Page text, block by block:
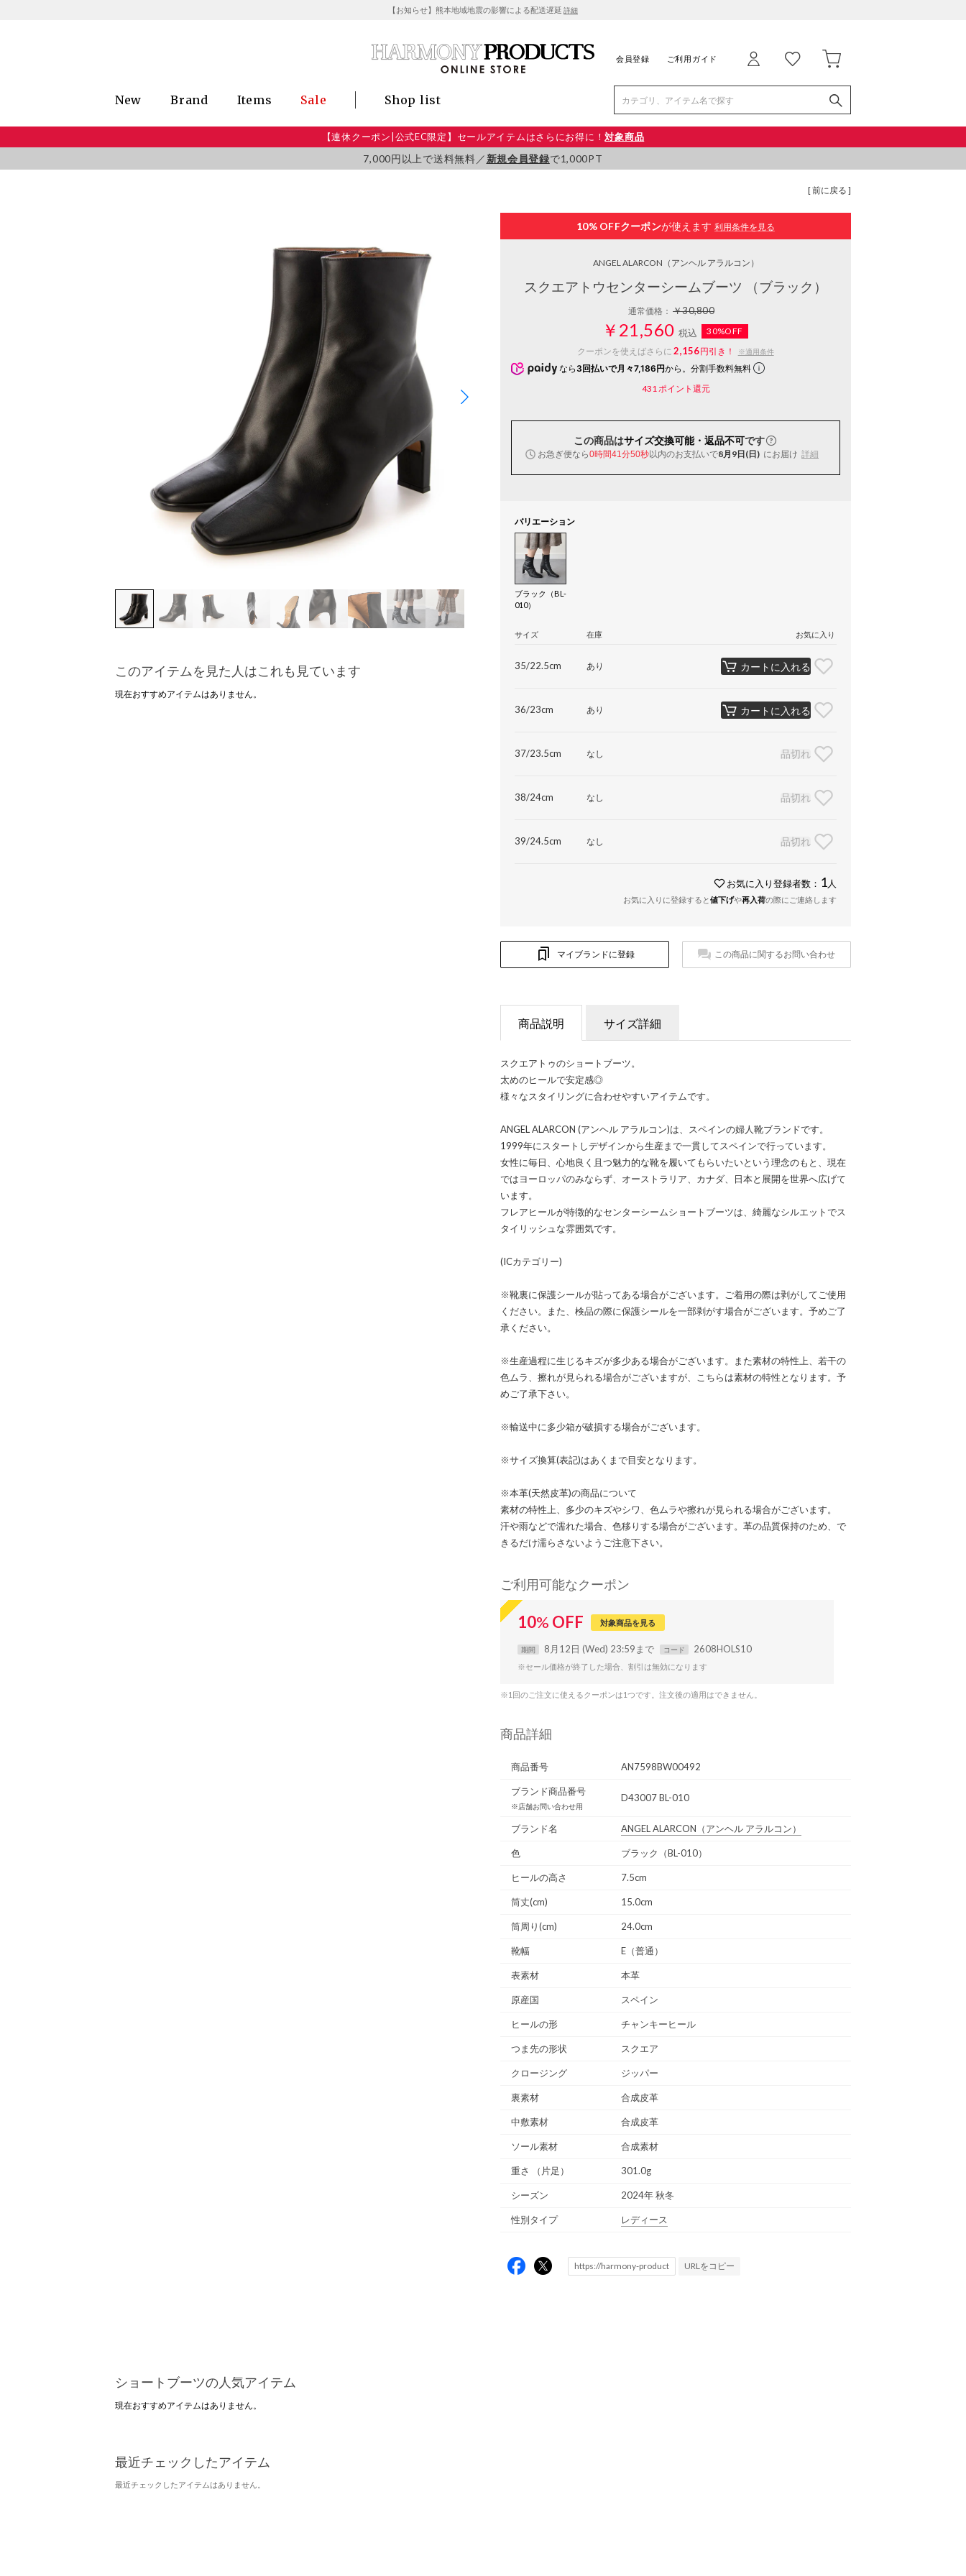
【お知らせ】熊本地域地震の影響による配送遅延 詳細
会員登録 ご利用ガイド
New Brand Items Sale Shop list
【連休クーポン|公式EC限定】セールアイテムはさらにお得に！対象商品
7,000円以上で送料無料／ 新規会員登録で1,000PT
[ 前に戻る ]
このアイテムを見た人はこれも見ています
現在おすすめアイテムはありません。
10% OFFクーポンが使えます 利用条件を見る
ANGEL ALARCON （アンヘル アラルコン）
スクエアトウセンターシームブーツ （ブラック）
通常価格：￥30,800
￥21,560 税込
30%OFF
クーポンを使えばさらに2,156円引き！ ※適用条件
なら 3回払いで月々7,186円から。分割手数料無料
431 ポイント還元
この商品はサイズ交換可能・返品不可です
お急ぎ便なら0時間41分49秒以内のお支払いで8月9日(日) にお届け 詳細
バリエーション
ブラック（BL-
010）
サイズ 在庫 お気に入り
35/22.5cm あり カートに入れる
36/23cm あり カートに入れる
37/23.5cm なし 品切れ
38/24cm なし 品切れ
39/24.5cm なし 品切れ
お気に入り登録者数： 1 人
お気に入りに登録すると値下げや再入荷の際にご連絡します
マイブランドに登録 この商品に関するお問い合わせ
商品説明 サイズ詳細
スクエアトゥのショートブーツ。
太めのヒールで安定感◎
様々なスタイリングに合わせやすいアイテムです。
ANGEL ALARCON (アンヘル アラルコン)は、スペインの婦人靴ブランドです。
1999年にスタートしデザインから生産まで一貫してスペインで行っています。
女性に毎日、心地良く且つ魅力的な靴を履いてもらいたいという理念のもと、現在
ではヨーロッパのみならず、オーストラリア、カナダ、日本と展開を世界へ広げて
います。
フレアヒールが特徴的なセンターシームショートブーツは、綺麗なシルエットでス
タイリッシュな雰囲気です。
(ICカテゴリー)
※靴裏に保護シールが貼ってある場合がございます。ご着用の際は剥がしてご使用
ください。また、検品の際に保護シールを一部剥がす場合がございます。予めご了
承ください。
※生産過程に生じるキズが多少ある場合がございます。また素材の特性上、若干の
色ムラ、擦れが見られる場合がございますが、こちらは素材の特性となります。予
めご了承下さい。
※輸送中に多少箱が破損する場合がございます。
※サイズ換算(表記)はあくまで目安となります。
※本革(天然皮革)の商品について
素材の特性上、多少のキズやシワ、色ムラや擦れが見られる場合がございます。
汗や雨などで濡れた場合、色移りする場合がございます。革の品質保持のため、で
きるだけ濡らさないようご注意下さい。
ご利用可能なクーポン
10% OFF 対象商品を見る
期間 8月12日 (Wed) 23:59まで コード 2608HOLS10
※セール価格が終了した場合、割引は無効になります
※1回のご注文に使えるクーポンは1つです。注文後の適用はできません。
商品詳細
商品番号 AN7598BW00492
ブランド商品番号
※店舗お問い合わせ用
D43007 BL-010
ブランド名 ANGEL ALARCON （アンヘル アラルコン）
色 ブラック（BL-010）
ヒールの高さ 7.5cm
筒丈(cm) 15.0cm
筒周り(cm) 24.0cm
靴幅 E（普通）
表素材 本革
原産国 スペイン
ヒールの形 チャンキーヒール
つま先の形状 スクエア
クロージング ジッパー
裏素材 合成皮革
中敷素材 合成皮革
ソール素材 合成素材
重さ （片足） 301.0g
シーズン 2024年 秋冬
性別タイプ レディース
URLをコピー
ショートブーツの人気アイテム
現在おすすめアイテムはありません。
最近チェックしたアイテム
最近チェックしたアイテムはありません。